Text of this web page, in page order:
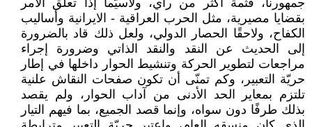
جمهورنا، فثمة أكثر من رأي، ولاسيّما إذا تعلق الأمر
بقضايا مصيرية، مثل الحرب العراقية - الايرانية وأساليب
الكفاح، ولاحقًا الحصار الدولي، ولعل ذلك قاد بالضرورة
إلى الحديث عن النقد والنقد الذاتي وضرورة إجراء
مراجعات لتطوير الحركة وتنشيط الحوار داخلها في إطار
حريّة التعبير، وكم تمنّى أن تكون صفحات النقاش علنية
تلتزم بمعاير الحد الأدنى من آداب الحوار، ولم يقصد
بذلك طرفًا دون سواه، وإنما قصد الجميع، بما فيهم التيار